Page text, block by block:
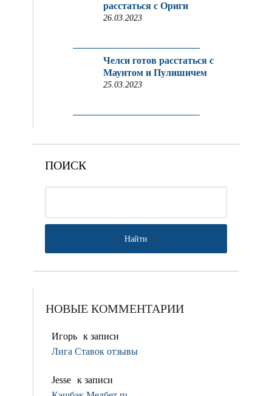
расстаться с Ориги
26.03.2023
Челси готов расстаться с
Маунтом и Пулишичем
25.03.2023
ПОИСК
НОВЫЕ КОММЕНТАРИИ
Игорь к записи
Лига Ставок отзывы
Jesse к записи